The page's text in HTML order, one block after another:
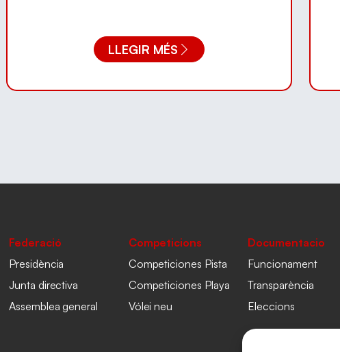
LLEGIR MÉS
Federació
Presidència
Junta directiva
Assemblea general
Competicions
Competiciones Pista
Competiciones Playa
Vólei neu
Documentacio
Funcionament
Transparència
Eleccions